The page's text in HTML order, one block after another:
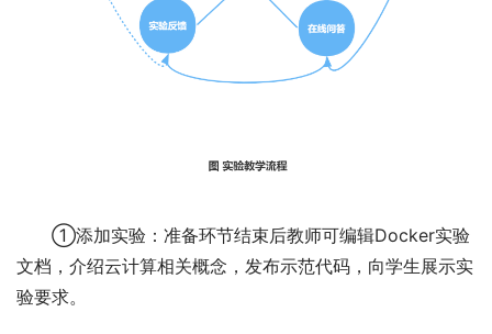
①添加实验：准备环节结束后教师可编辑Docker实验
文档，介绍云计算相关概念，发布示范代码，向学生展示实
验要求。